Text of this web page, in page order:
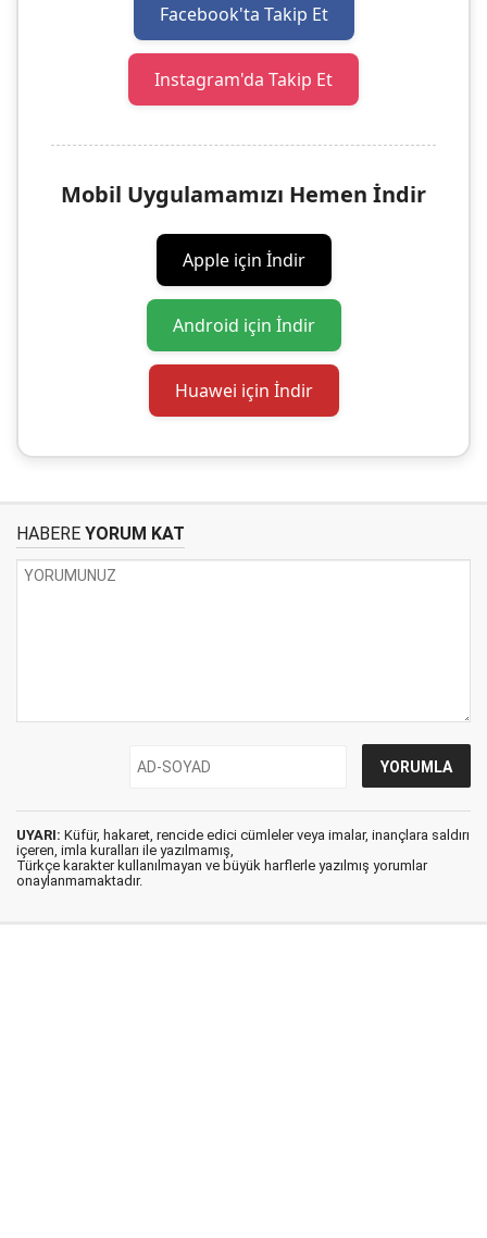
Facebook'ta Takip Et
Instagram'da Takip Et
Mobil Uygulamamızı Hemen İndir
Apple için İndir
Android için İndir
Huawei için İndir
HABERE YORUM KAT
UYARI: Küfür, hakaret, rencide edici cümleler veya imalar, inançlara saldırı
içeren, imla kuralları ile yazılmamış,
Türkçe karakter kullanılmayan ve büyük harflerle yazılmış yorumlar
onaylanmamaktadır.